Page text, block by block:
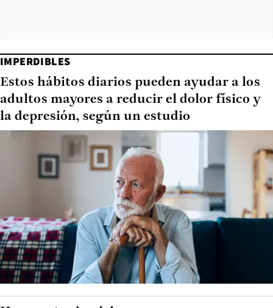
IMPERDIBLES
Estos hábitos diarios pueden ayudar a los
adultos mayores a reducir el dolor físico y
la depresión, según un estudio